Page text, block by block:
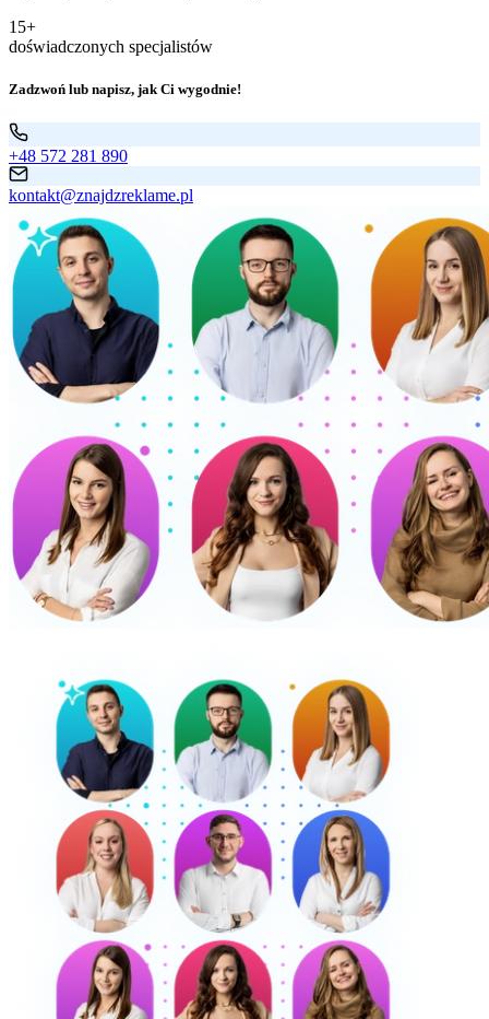
15+
doświadczonych specjalistów
Zadzwoń lub napisz, jak Ci wygodnie!
+48 572 281 890
kontakt@znajdzreklame.pl